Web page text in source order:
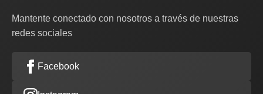
Mantente conectado con nosotros a través de nuestras
redes sociales
Facebook